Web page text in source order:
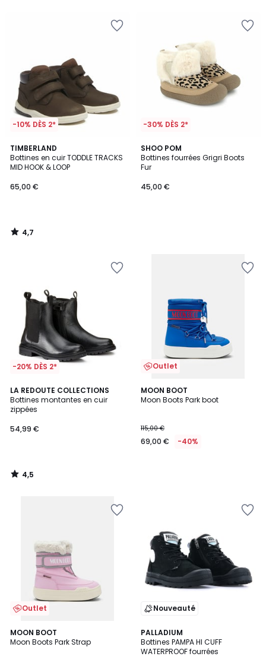
-10% DÈS 2*
TIMBERLAND
Bottines en cuir TODDLE TRACKS
MID HOOK & LOOP
65,00 €
4,7
/ 5
4,7
/
-30% DÈS 2*
SHOO POM
Bottines fourrées Grigri Boots
Fur
45,00 €
-20% DÈS 2*
LA REDOUTE COLLECTIONS
Bottines montantes en cuir
zippées
54,99 €
4,5
/ 5
4,5
/
Outlet
MOON BOOT
Moon Boots Park boot
115,00 €
69,00 € -40%
Outlet
MOON BOOT
Moon Boots Park Strap
Nouveauté
PALLADIUM
Bottines PAMPA HI CUFF
WATERPROOF fourrées
5
/
5